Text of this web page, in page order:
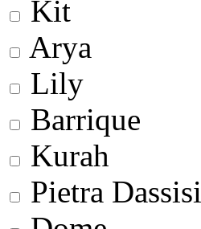
Kit
Arya
Lily
Barrique
Kurah
Pietra Dassisi